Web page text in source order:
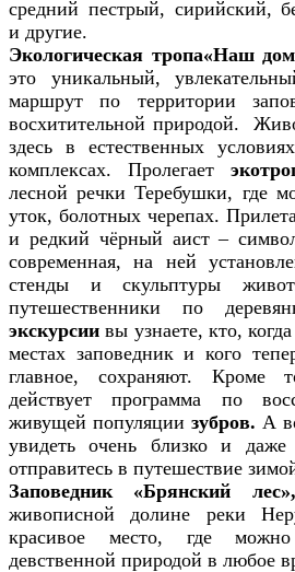
средний пестрый, сирийский,
и другие.
Экологическая тропа«Наш
это уникальный,
маршрут по территории
восхитительной природой.
здесь в естественных
комплексах. Пролегает
лесной речки Теребушки, где
уток, болотных черепах.
и редкий чёрный аист –
современная, на ней
стенды и скульптуры
путешественники по
экскурсии вы узнаете, кто,
местах заповедник и кого
главное, сохраняют. Кроме
действует программа по
живущей популяции зубров. А
увидеть очень близко и
отправитесь в путешествие
Заповедник «Брянский
живописной
долине реки
красивое место, где
девственной природой в любое